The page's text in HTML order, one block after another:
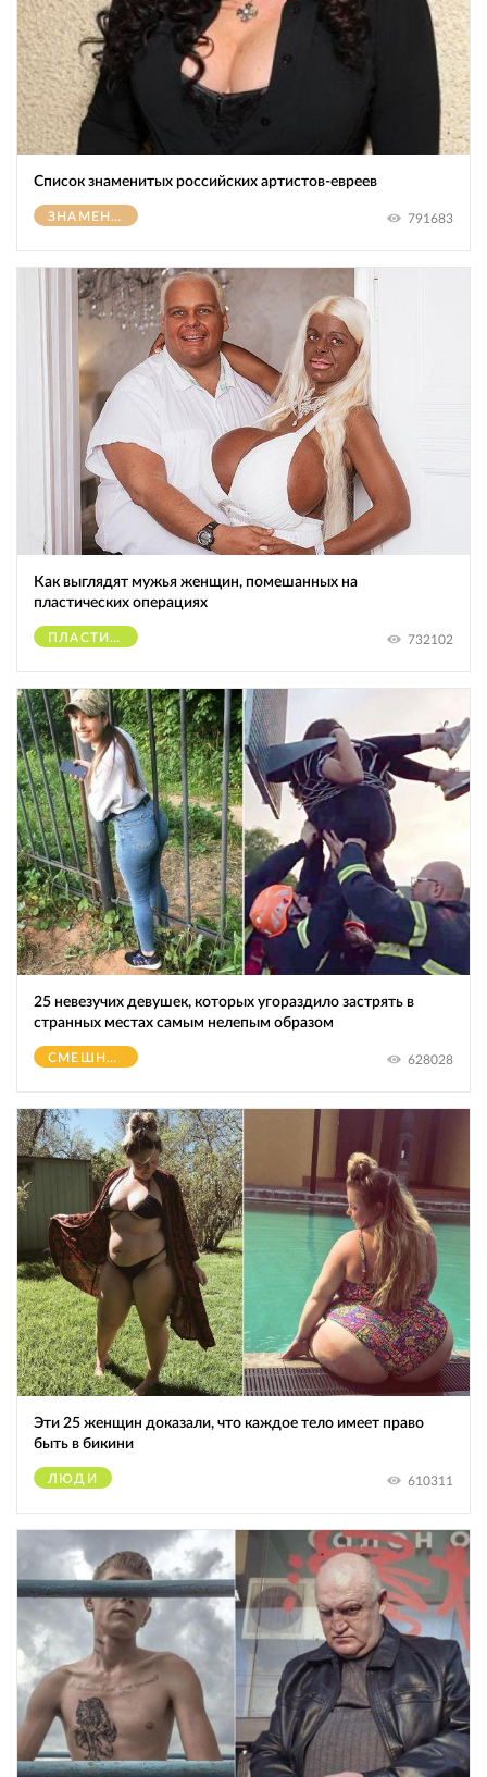
Список знаменитых российских артистов-евреев
ЗНАМЕНИТОСТИ 791683
Как выглядят мужья женщин, помешанных на
пластических операциях
ПЛАСТИЧЕСКИЕ ОПЕРАЦИИ 732102
25 невезучих девушек, которых угораздило застрять в
странных местах самым нелепым образом
СМЕШНОЕ 628028
Эти 25 женщин доказали, что каждое тело имеет право
быть в бикини
ЛЮДИ 610311